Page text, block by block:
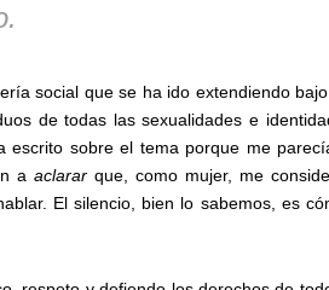
social que se ha ido extendiendo
de todas las sexualidades e
escrito sobre el tema porque me
a aclarar que, como mujer, me
El silencio, bien lo sabemos, es